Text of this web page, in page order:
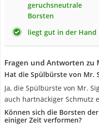
geruchsneutrale
Borsten
liegt gut in der Hand
Fragen und Antworten zu
Hat die Spülbürste von Mr.
Ja, die Spülbürste von Mr.
auch hartnäckiger Schmutz
Können sich die Borsten
einiger Zeit verformen?